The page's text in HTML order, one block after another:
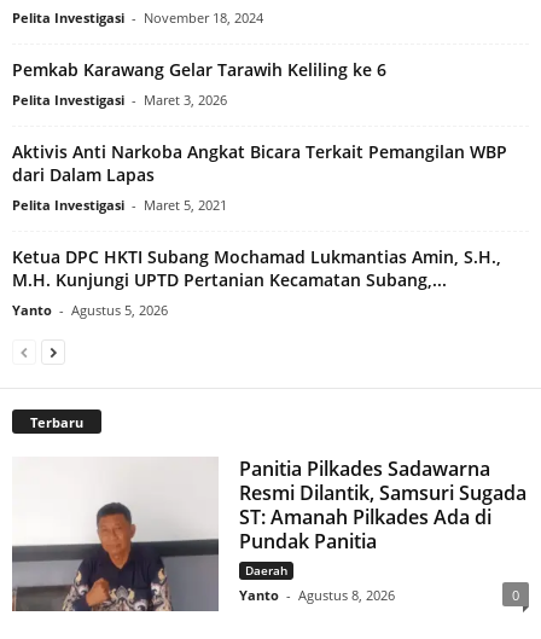
Pelita Investigasi - November 18, 2024
Pemkab Karawang Gelar Tarawih Keliling ke 6
Pelita Investigasi - Maret 3, 2026
Aktivis Anti Narkoba Angkat Bicara Terkait Pemangilan WBP
dari Dalam Lapas
Pelita Investigasi - Maret 5, 2021
Ketua DPC HKTI Subang Mochamad Lukmantias Amin, S.H.,
M.H. Kunjungi UPTD Pertanian Kecamatan Subang,...
Yanto - Agustus 5, 2026
Terbaru
Panitia Pilkades Sadawarna
Resmi Dilantik, Samsuri Sugada
ST: Amanah Pilkades Ada di
Pundak Panitia
Daerah
Yanto - Agustus 8, 2026 0